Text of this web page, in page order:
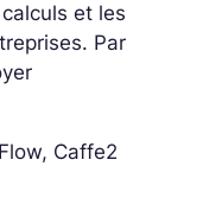
et les
Par
Caffe2